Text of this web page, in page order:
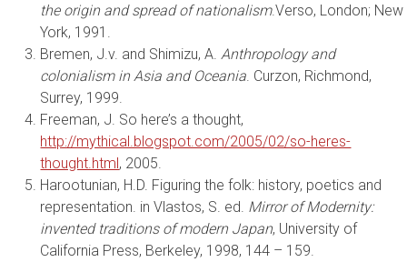
the origin and spread of nationalism.Verso, London; New
York, 1991.
Bremen, J.v. and Shimizu, A. Anthropology and
colonialism in Asia and Oceania . Curzon, Richmond,
Surrey, 1999.
Freeman, J. So here’s a thought,
http://mythical.blogspot.com/2005/02/so-heres-
thought.html, 2005.
Harootunian, H.D. Figuring the folk: history, poetics and
representation. in Vlastos, S. ed. Mirror of Modernity:
invented traditions of modern Japan, University of
California Press, Berkeley, 1998, 144 – 159.